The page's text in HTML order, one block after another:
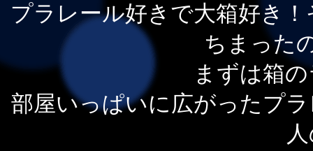
プラレール好きで大箱好き
ちまった
まずは箱
部屋いっぱいに広がったプ